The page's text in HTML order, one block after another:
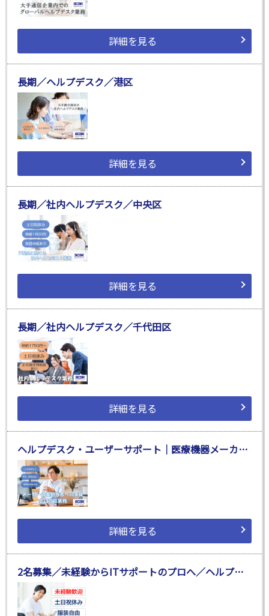
詳細を見る
長期／ヘルプデスク／港区
詳細を見る
長期／社内ヘルプデスク／中央区
詳細を見る
長期／社内ヘルプデスク／千代田区
詳細を見る
ヘルプデスク・ユーザーサポート｜医療機器メーカーでの営業支援事務｜未経験歓迎
詳細を見る
2名募集／未経験からITサポートのプロへ／ヘルプデスク